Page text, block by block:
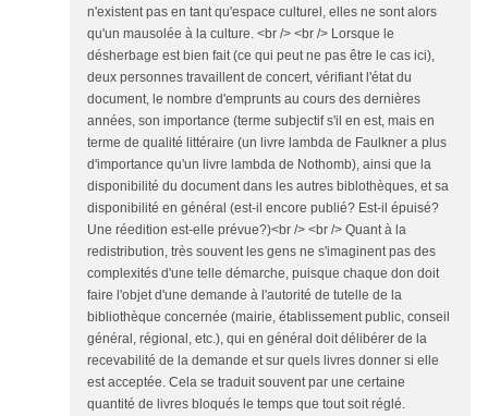
n'existent pas en tant qu'espace culturel, elles ne sont alors
qu'un mausolée à la culture. <br /> <br /> Lorsque le
désherbage est bien fait (ce qui peut ne pas être le cas ici),
deux personnes travaillent de concert, vérifiant l'état du
document, le nombre d'emprunts au cours des dernières
années, son importance (terme subjectif s'il en est, mais en
terme de qualité littéraire (un livre lambda de Faulkner a plus
d'importance qu'un livre lambda de Nothomb), ainsi que la
disponibilité du document dans les autres biblothèques, et sa
disponibilité en général (est-il encore publié? Est-il épuisé?
Une réedition est-elle prévue?)<br /> <br /> Quant à la
redistribution, très souvent les gens ne s'imaginent pas des
complexités d'une telle démarche, puisque chaque don doit
faire l'objet d'une demande à l'autorité de tutelle de la
bibliothèque concernée (mairie, établissement public, conseil
général, régional, etc.), qui en général doit délibérer de la
recevabilité de la demande et sur quels livres donner si elle
est acceptée. Cela se traduit souvent par une certaine
quantité de livres bloqués le temps que tout soit réglé.